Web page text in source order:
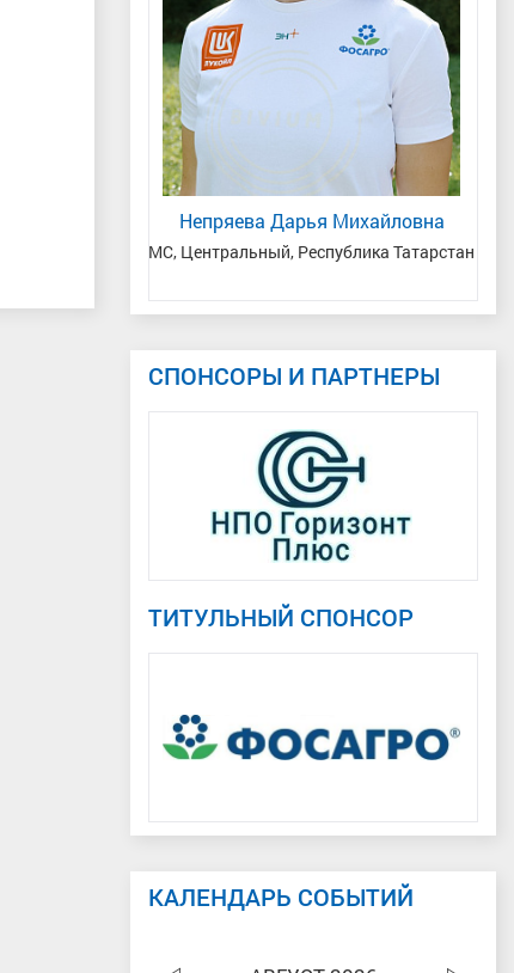
Непряева Дарья Михайловна
МС, Центральный, Республика Татарстан
СПОНСОРЫ И ПАРТНЕРЫ
ТИТУЛЬНЫЙ СПОНСОР
КАЛЕНДАРЬ СОБЫТИЙ